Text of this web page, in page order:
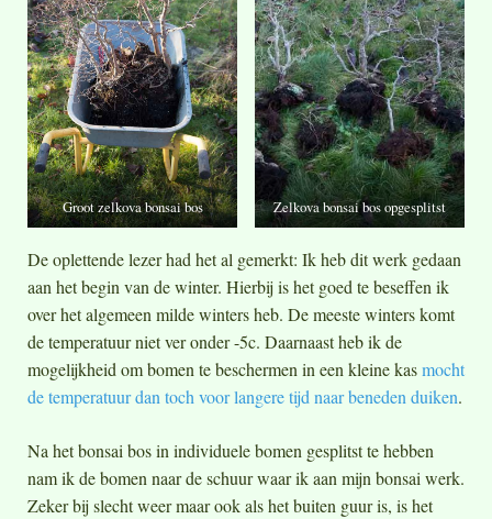
Groot zelkova bonsai bos Zelkova bonsai bos opgesplitst
De oplettende lezer had het al gemerkt: Ik heb dit werk gedaan
aan het begin van de winter. Hierbij is het goed te beseffen ik
over het algemeen milde winters heb. De meeste winters komt
de temperatuur niet ver onder -5c. Daarnaast heb ik de
mogelijkheid om bomen te beschermen in een kleine kasmocht
de temperatuur dan toch voor langere tijd naar beneden duiken.
Na het bonsai bos in individuele bomen gesplitst te hebben
nam ik de bomen naar de schuur waar ik aan mijn bonsai werk.
Zeker bij slecht weer maar ook als het buiten guur is, is het